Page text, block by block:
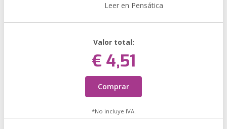
Leer en Pensática
Valor total:
€ 4,51
Comprar
*No incluye IVA.